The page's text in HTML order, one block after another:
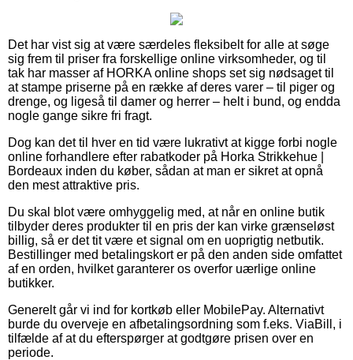
Det har vist sig at være særdeles fleksibelt for alle at søge
sig frem til priser fra forskellige online virksomheder, og til
tak har masser af HORKA online shops set sig nødsaget til
at stampe priserne på en række af deres varer – til piger og
drenge, og ligeså til damer og herrer – helt i bund, og endda
nogle gange sikre fri fragt.
Dog kan det til hver en tid være lukrativt at kigge forbi nogle
online forhandlere efter rabatkoder på Horka Strikkehue |
Bordeaux inden du køber, sådan at man er sikret at opnå
den mest attraktive pris.
Du skal blot være omhyggelig med, at når en online butik
tilbyder deres produkter til en pris der kan virke grænseløst
billig, så er det tit være et signal om en uoprigtig netbutik.
Bestillinger med betalingskort er på den anden side omfattet
af en orden, hvilket garanterer os overfor uærlige online
butikker.
Generelt går vi ind for kortkøb eller MobilePay. Alternativt
burde du overveje en afbetalingsordning som f.eks. ViaBill, i
tilfælde af at du efterspørger at godtgøre prisen over en
periode.